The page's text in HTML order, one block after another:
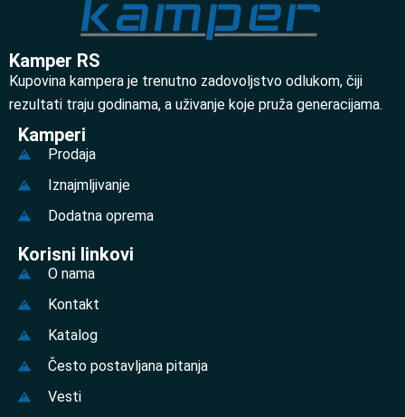
Kamper RS
Kupovina kampera je trenutno zadovoljstvo odlukom, čiji
rezultati traju godinama, a uživanje koje pruža generacijama.
Kamperi
Prodaja
Iznajmljivanje
Dodatna oprema
Korisni linkovi
O nama
Kontakt
Katalog
Često postavljana pitanja
Vesti